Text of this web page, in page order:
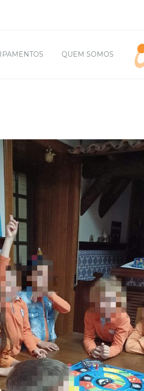
QUEM SOMOS